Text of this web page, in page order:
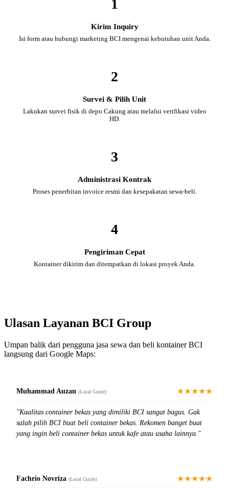
1
Kirim Inquiry
Isi form atau hubungi marketing BCI mengenai kebutuhan unit Anda.
2
Survei & Pilih Unit
Lakukan survei fisik di depo Cakung atau melalui verifikasi video
HD.
3
Administrasi Kontrak
Proses penerbitan invoice resmi dan kesepakatan sewa-beli.
4
Pengiriman Cepat
Kontainer dikirim dan ditempatkan di lokasi proyek Anda.
Ulasan Layanan BCI Group
Umpan balik dari pengguna jasa sewa dan beli kontainer BCI
langsung dari Google Maps:
Muhammad Auzan (Local Guide) ★★★★★
"Kualitas container bekas yang dimiliki BCI sangat bagus. Gak
salah pilih BCI buat beli container bekas. Rekomen banget buat
yang ingin beli container bekas untuk kafe atau usaha lainnya."
Fachrio Novriza (Local Guide) ★★★★★